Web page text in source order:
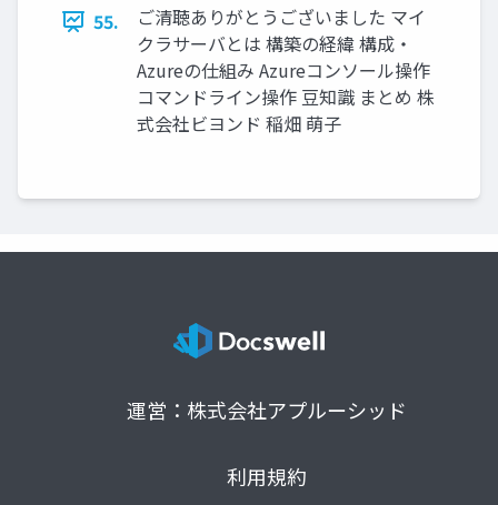
55.
ご清聴ありがとうございました マイ
クラサーバとは 構築の経緯 構成・
Azureの仕組み Azureコンソール操作
コマンドライン操作 豆知識 まとめ 株
式会社ビヨンド 稲畑 萌子
運営：株式会社アプルーシッド
利用規約